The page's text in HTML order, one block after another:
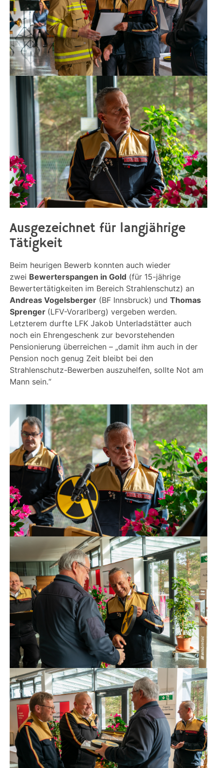
Ausgezeichnet für langjährige
Tätigkeit
Beim heurigen Bewerb konnten auch wieder
zwei Bewerterspangen in Gold (für 15-jährige
Bewertertätigkeiten im Bereich Strahlenschutz) an
Andreas Vogelsberger (BF Innsbruck) und Thomas
Sprenger (LFV-Vorarlberg) vergeben werden.
Letzterem durfte LFK Jakob Unterladstätter auch
noch ein Ehrengeschenk zur bevorstehenden
Pensionierung überreichen – „damit ihm auch in der
Pension noch genug Zeit bleibt bei den
Strahlenschutz-Bewerben auszuhelfen, sollte Not am
Mann sein.“